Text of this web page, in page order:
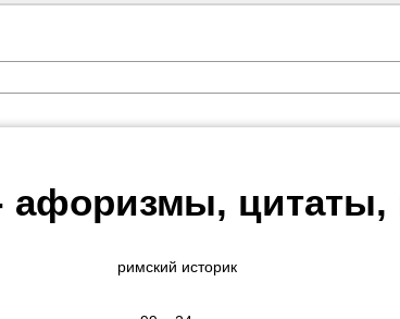
афоризмы,
римский историк